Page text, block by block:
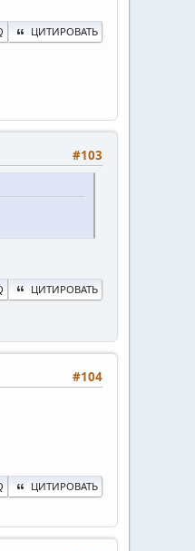
ЦИТИРОВАТЬ
#103
ЦИТИРОВАТЬ
#104
ЦИТИРОВАТЬ